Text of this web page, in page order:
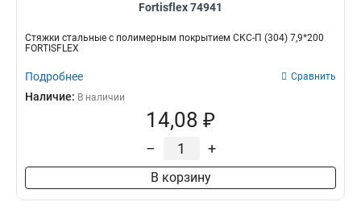
Fortisflex 74941
Стяжки стальные с полимерным покрытием СКС-П (304) 7,9*200
FORTISFLEX
Подробнее Сравнить
Наличие: В наличии
14,08 ₽
– +
В корзину